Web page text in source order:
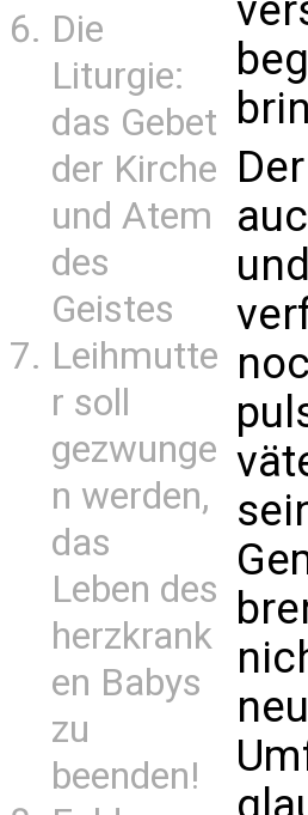
Die
Liturgie:
das Gebet
der Kirche
und Atem
des
Geistes
Leihmutte
r soll
gezwunge
n werden,
das
Leben des
herzkrank
en Babys
zu
beenden!